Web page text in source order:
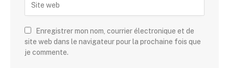
Enregistrer mon nom, courrier électronique et de
site web dans le navigateur pour la prochaine fois que
je commente.